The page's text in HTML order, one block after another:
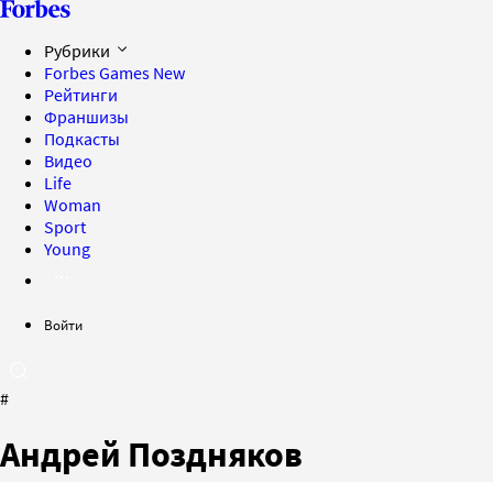
Рубрики
Forbes Games New
Рейтинги
Франшизы
Подкасты
Видео
Life
Woman
Sport
Young
Войти
#
Андрей Поздняков